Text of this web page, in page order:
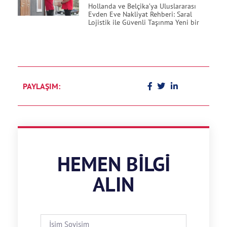
Hollanda ve Belçika’ya Uluslararası
Evden Eve Nakliyat Rehberi: Saral
Lojistik ile Güvenli Taşınma Yeni bir
PAYLAŞIM:
HEMEN BILGI
ALIN